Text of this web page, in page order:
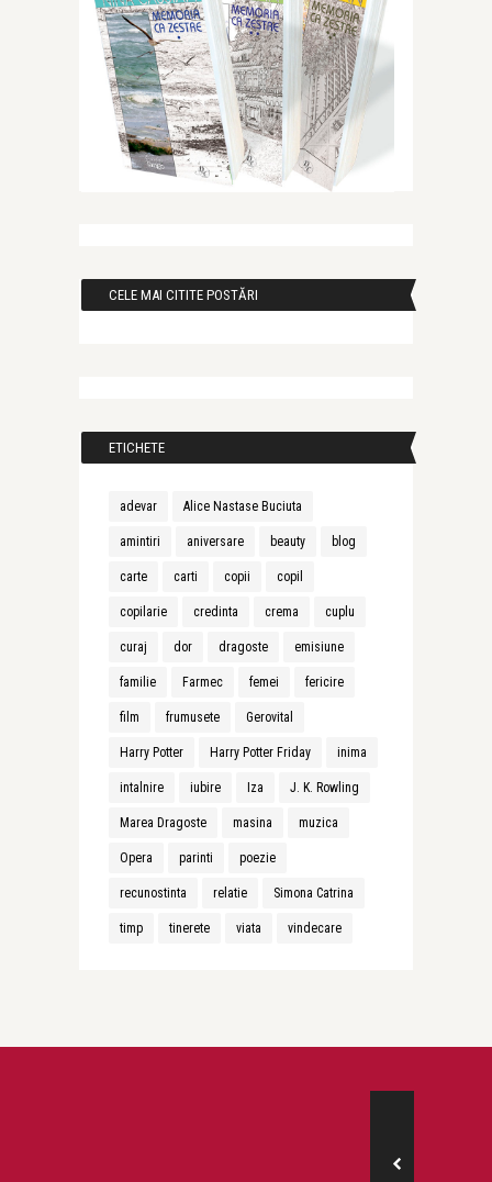
CELE MAI CITITE POSTĂRI
ETICHETE
adevar Alice Nastase Buciuta
amintiri aniversare beauty blog
carte carti copii copil
copilarie credinta crema cuplu
curaj dor dragoste emisiune
familie Farmec femei fericire
film frumusete Gerovital
Harry Potter Harry Potter Friday inima
intalnire iubire Iza J. K. Rowling
Marea Dragoste masina muzica
Opera parinti poezie
recunostinta relatie Simona Catrina
timp tinerete viata vindecare